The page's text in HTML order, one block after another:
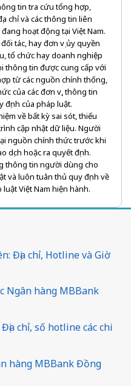
tin tra cứu tổng hợp,
chỉ và các thông tin liên
hoạt động tại Việt Nam.
tác, hay đơn vị ủy quyền
tổ chức hay doanh nghiệp
thông tin được cung cấp với
từ các nguồn chính thống,
của các đơn vị, thông tin
định của pháp luật.
về bất kỳ sai sót, thiếu
cập nhật dữ liệu. Người
nguồn chính thức trước khi
dịch hoặc ra quyết định.
thông tin người dùng cho
và luôn tuân thủ quy định về
Việt Nam hiện hành.
Địa chỉ, Hotline và Giờ
Ngân hàng MBBank
chỉ, số hotline các chi
hàng MBBank Đồng